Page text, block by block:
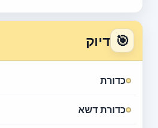
🎯 דיוק
כדורת
כדורת דשא